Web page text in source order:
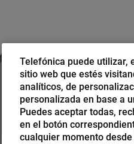
Telefónica puede utilizar,
sitio web que estés
analíticos, de
personalizada en base a
Puedes aceptar todas,
en el botón
cualquier momento